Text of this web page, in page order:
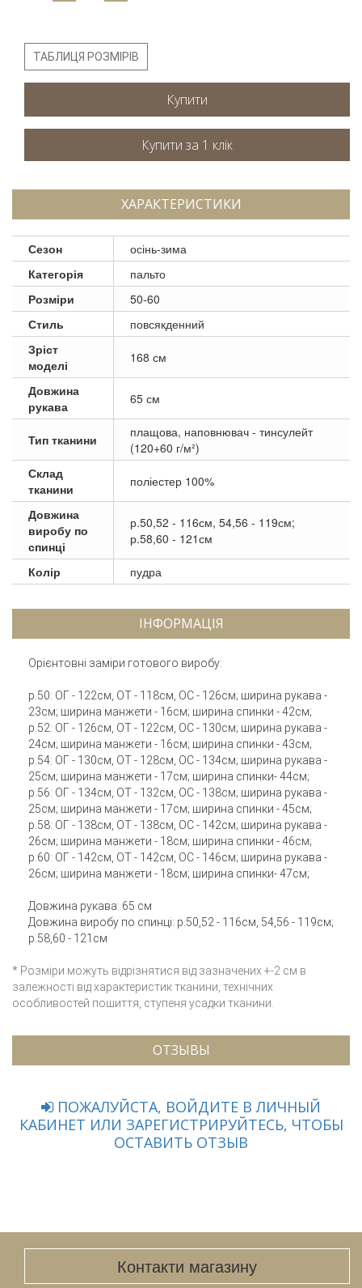
ТАБЛИЦЯ РОЗМІРІВ
Купити
ХАРАКТЕРИСТИКИ
Сезон
осінь-зима
Категорія
пальто
Розміри
50-60
Стиль
повсякденний
Зріст
моделі
168 см
Довжина
рукава
65 см
Тип тканини
плащова, наповнювач - тинсулейт
(120+60 г/м²)
Склад
тканини
поліестер 100%
Довжина
виробу по
спинці
р.50,52 - 116см, 54,56 - 119см;
р.58,60 - 121см
Колір пудра
ІНФОРМАЦІЯ
Орієнтовні заміри готового виробу:
р.50: ОГ - 122см, ОТ - 118см, ОС - 126см; ширина рукава -
23см; ширина манжети - 16см; ширина спинки - 42см;
р.52: ОГ - 126см, ОТ - 122см, ОС - 130см; ширина рукава -
24см; ширина манжети - 16см; ширина спинки - 43см;
р.54: ОГ - 130см, ОТ - 128см, ОС - 134см; ширина рукава -
25см; ширина манжети - 17см; ширина спинки- 44см;
р.56: ОГ - 134см, ОТ - 132см, ОС - 138см; ширина рукава -
25см; ширина манжети - 17см; ширина спинки - 45см;
р.58: ОГ - 138см, ОТ - 138см, ОС - 142см; ширина рукава -
26см; ширина манжети - 18см; ширина спинки - 46см;
р.60: ОГ - 142см, ОТ - 142см, ОС - 146см; ширина рукава -
26см; ширина манжети - 18см; ширина спинки- 47см;
Довжина рукава: 65 см
Довжина виробу по спинці: р.50,52 - 116см, 54,56 - 119см;
р.58,60 - 121см
* Розміри можуть відрізнятися від зазначених +-2 см в
залежності від характеристик тканини, технічних
особливостей пошиття, ступеня усадки тканини.
ОТЗЫВЫ
ПОЖАЛУЙСТА, ВОЙДИТЕ В ЛИЧНЫЙ
КАБИНЕТ ИЛИ ЗАРЕГИСТРИРУЙТЕСЬ, ЧТОБЫ
ОСТАВИТЬ ОТЗЫВ
Контакти магазину